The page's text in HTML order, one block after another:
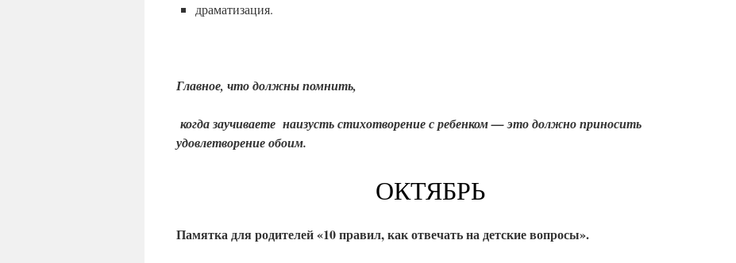
драматизация.
Главное, что должны помнить,
когда заучиваете наизусть стихотворение с ребенком — это должно приносить
удовлетворение обоим.
ОКТЯБРЬ
Памятка для родителей «10 правил, как отвечать на детские вопросы».